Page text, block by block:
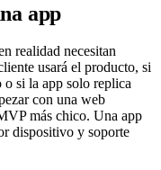
app
realidad necesitan
usará el producto, si
si la app solo replica
con una web
más chico. Una app
dispositivo y soporte